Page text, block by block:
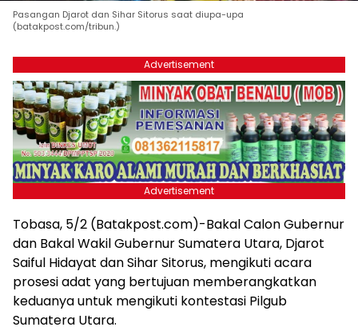
Pasangan Djarot dan Sihar Sitorus saat diupa-upa
(batakpost.com/tribun.)
Advertisement
Advertisement
Tobasa, 5/2 (Batakpost.com)-Bakal Calon Gubernur
dan Bakal Wakil Gubernur Sumatera Utara, Djarot
Saiful Hidayat dan Sihar Sitorus, mengikuti acara
prosesi adat yang bertujuan memberangkatkan
keduanya untuk mengikuti kontestasi Pilgub
Sumatera Utara.